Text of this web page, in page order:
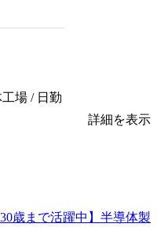
場 / 日勤
詳細を表示